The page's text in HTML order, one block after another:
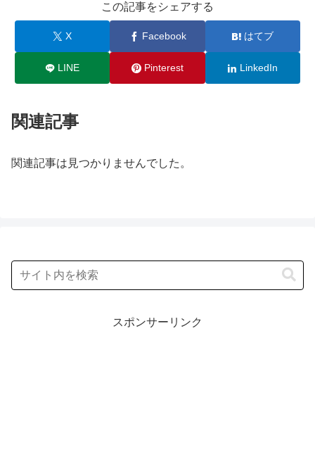
この記事をシェアする
X Facebook はてブ
LINE Pinterest LinkedIn
関連記事
関連記事は見つかりませんでした。
スポンサーリンク